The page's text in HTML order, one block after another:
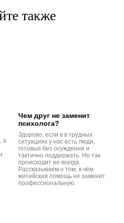
также
а
Чем друг не заменит
психолога?
Здорово, если в в трудных
ситуациях у нас есть люди,
готовые без осуждения и
тактично поддержать. Но так
происходит не всегда.
Рассказываем о том, в чём
житейская помощь не заменит
профессиональную.